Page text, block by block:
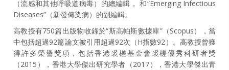
（流感和其他呼吸道病毒）的總編輯， 和“Emerging Infectious
Diseases”（新發傳染病）的副編輯。
高教授有750篇出版物收錄於“斯高帕斯數據庫”（Scopus），當
中包括超過92篇論文被引用超過92次（H指數92）。高教授曾獲
得許多榮譽獎項，包括香港裘槎基金會裘槎優秀科研者獎
（2015），香港大學傑出研究學者（2017），香港大學傑出青